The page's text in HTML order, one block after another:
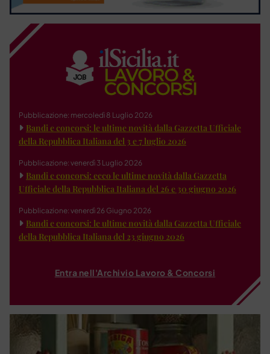
Pubblicazione: mercoledì 8 Luglio 2026
Bandi e concorsi: le ultime novità dalla Gazzetta Ufficiale
della Repubblica Italiana del 3 e 7 luglio 2026
Pubblicazione: venerdì 3 Luglio 2026
Bandi e concorsi: ecco le ultime novità dalla Gazzetta
Ufficiale della Repubblica Italiana del 26 e 30 giugno 2026
Pubblicazione: venerdì 26 Giugno 2026
Bandi e concorsi: le ultime novità dalla Gazzetta Ufficiale
della Repubblica Italiana del 23 giugno 2026
Entra nell'Archivio Lavoro & Concorsi